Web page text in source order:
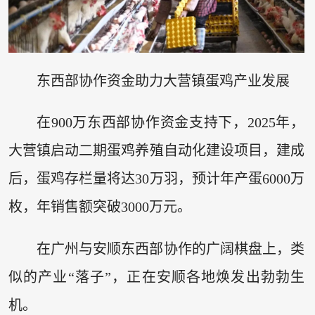
东西部协作资金助力大营镇蛋鸡产业发展
在900万东西部协作资金支持下，2025年，
大营镇启动二期蛋鸡养殖自动化建设项目，建成
后，蛋鸡存栏量将达30万羽，预计年产蛋6000万
枚，年销售额突破3000万元。
在广州与安顺东西部协作的广阔棋盘上，类
似的产业“落子”，正在安顺各地焕发出勃勃生
机。